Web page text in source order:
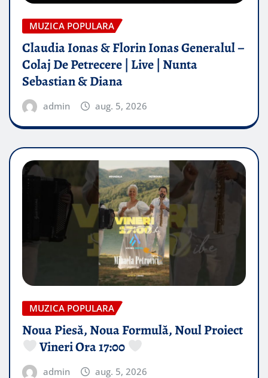
MUZICA POPULARA
Claudia Ionas & Florin Ionas Generalul –
Colaj De Petrecere | Live | Nunta
Sebastian & Diana
admin aug. 5, 2026
MUZICA POPULARA
Noua Piesă, Noua Formulă, Noul Proiect
Vineri Ora 17:00
admin aug. 5, 2026